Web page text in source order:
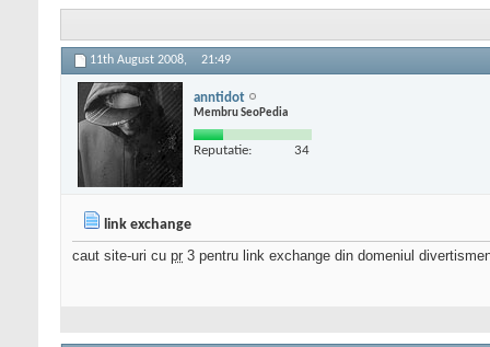
11th August 2008, 21:49
anntidot
Membru SeoPedia
Reputatie: 34
link exchange
caut site-uri cu pr 3 pentru link exchange din domeniul